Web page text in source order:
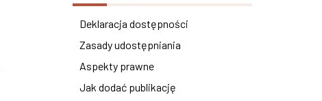
Deklaracja dostępności
Zasady udostępniania
Aspekty prawne
Jak dodać publikację